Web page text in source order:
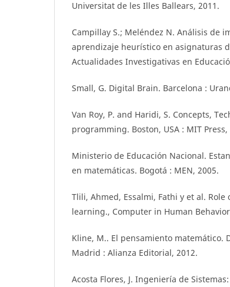
Universitat de les Illes Ballears, 2011.
Campillay S.; Meléndez N. Análisis de
aprendizaje heurístico en asignaturas
Actualidades Investigativas en
Small, G. Digital Brain. Barcelona :
Van Roy, P. and Haridi, S. Concepts,
programming. Boston, USA : MIT Press,
Ministerio de Educación Nacional.
en matemáticas. Bogotá : MEN, 2005.
Tlili, Ahmed, Essalmi, Fathi y et al.
learning., Computer in Human
Kline, M.. El pensamiento matemático.
Madrid : Alianza Editorial, 2012.
Acosta Flores, J. Ingeniería de